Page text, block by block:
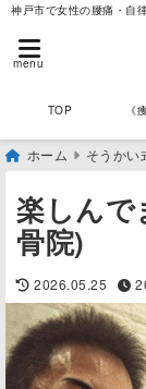
神戸市で女性の腰痛・自
menu
TOP 《
ホーム そうかい
楽しんで
骨院)
2026.05.25